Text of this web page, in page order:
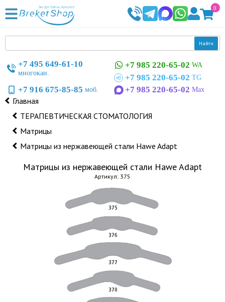
0
Найти
+7 495 649-61-10
многокан.
+7 916 675-85-85 моб.
+7 985 220-65-02 WA
+7 985 220-65-02 TG
+7 985 220-65-02 Max
Главная
ТЕРАПЕВТИЧЕСКАЯ СТОМАТОЛОГИЯ
Матрицы
Матрицы из нержавеющей стали Hawe Adapt
Матрицы из нержавеющей стали Hawe Adapt
Артикул: 375